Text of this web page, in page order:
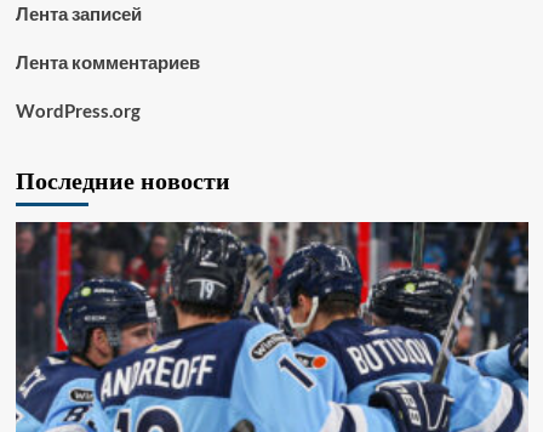
Лента записей
Лента комментариев
WordPress.org
Последние новости